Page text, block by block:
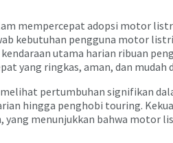
mempercepat adopsi motor
kebutuhan pengguna motor
utama harian ribuan
yang ringkas, aman, dan mudah
pertumbuhan signifikan
hingga penghobi touring.
menunjukkan bahwa motor